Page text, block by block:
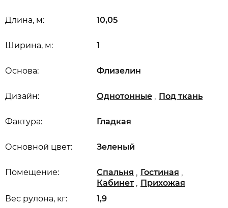
Длина, м: 10,05
Ширина, м: 1
Вес рулона, кг: 1,9
Основной цвет: Зеленый
Дизайн: Однотонные , Под ткань
Основа: Флизелин
Помещение: Спальня , Гостиная ,
Кабинет , Прихожая
Фактура: Гладкая